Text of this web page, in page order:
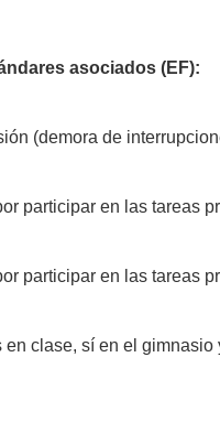
asociados (EF):
(demora de
participar en las tareas
participar en las tareas
clase, sí en el gimnasio